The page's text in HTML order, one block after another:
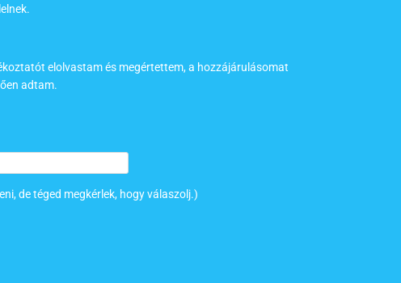
elolvastam és megértettem, a hozzájárulásomat
adtam.
de téged megkérlek, hogy válaszolj.)